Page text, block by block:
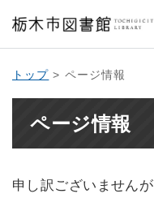
トップ > ページ情報
ページ情報
申し訳ございません